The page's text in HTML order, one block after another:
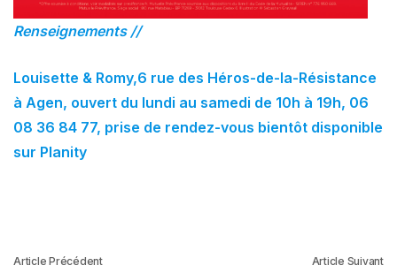
Renseignements //
Louisette & Romy,6 rue des Héros-de-la-Résistance
à Agen, ouvert du lundi au samedi de 10h à 19h, 06
08 36 84 77, prise de rendez-vous bientôt disponible
sur Planity
Article Précédent Article Suivant